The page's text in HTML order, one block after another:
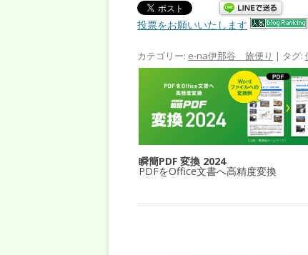
投票をお願いいたします
カテゴリー: e-na伊那谷 旅便り | タグ:
瞬簡PDF 変換 2024
PDFをOffice文書へ高精度変換